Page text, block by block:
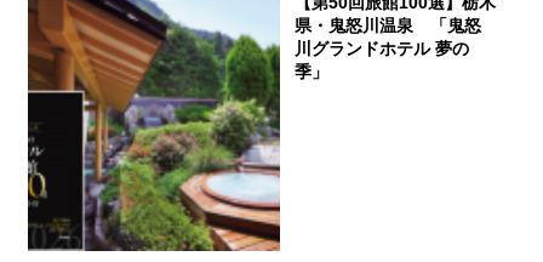
県・鬼怒川温泉 「鬼怒
川グランドホテル 夢の
季」